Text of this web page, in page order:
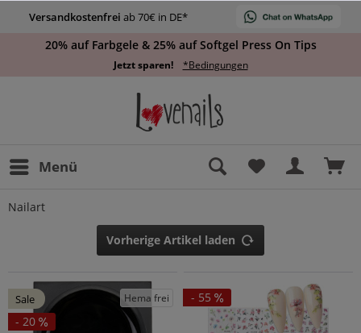
Versandkostenfrei ab 70€ in DE*
20% auf Farbgele & 25% auf Softgel Press On Tips
Jetzt sparen! *Bedingungen
Menü
Nailart
Vorherige Artikel laden
Sale
- 20
Hema frei - 55